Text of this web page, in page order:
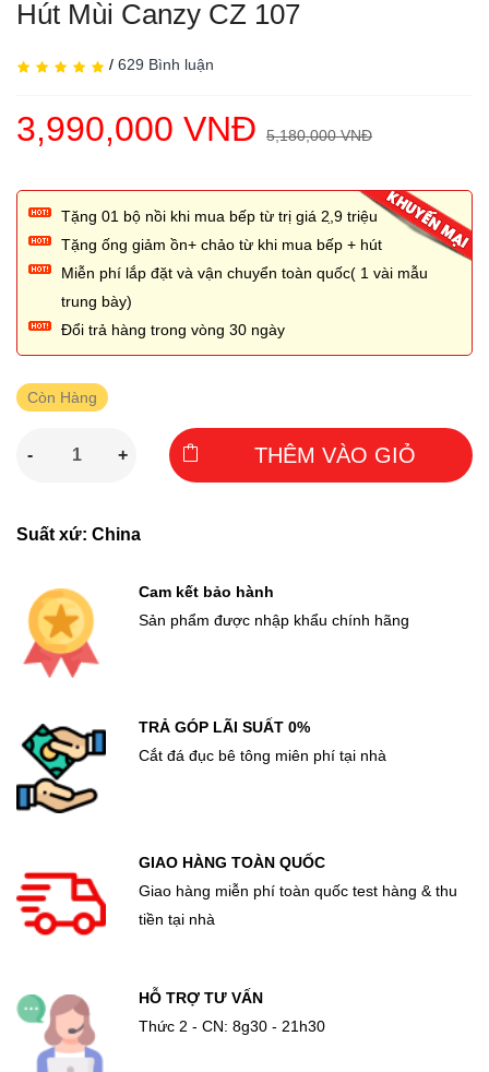
Hút Mùi Canzy CZ 107
/ 629 Bình luận
3,990,000 VNĐ 5,180,000 VNĐ
Tặng 01 bộ nồi khi mua bếp từ trị giá 2,̣9 triệu
Tặng ống giảm ồn+ chảo từ khi mua bếp + hút
Miễn phí lắp đặt và vận chuyển toàn quốc( 1 vài mẫu
trung bày)
Đổi trả hàng trong vòng 30 ngày
Còn Hàng
- + THÊM VÀO GIỎ
Suất xứ: China
Cam kết bảo hành
Sản phẩm được nhập khẩu chính hãng
TRẢ GÓP LÃI SUẤT 0%
Cắt đá đục bê tông miên phí tại nhà
GIAO HÀNG TOÀN QUỐC
Giao hàng miễn phí toàn quốc test hàng & thu
tiền tại nhà
HỖ TRỢ TƯ VẤN
Thức 2 - CN: 8g30 - 21h30